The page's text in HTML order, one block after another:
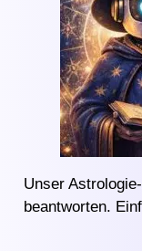
Unser
beantworten.